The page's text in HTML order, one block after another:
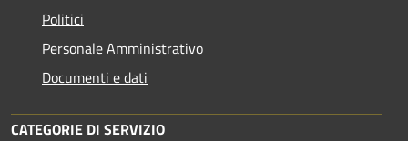
Politici
Personale Amministrativo
Documenti e dati
CATEGORIE DI SERVIZIO